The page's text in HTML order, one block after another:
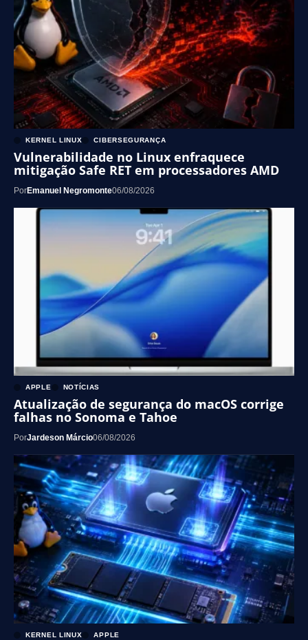
KERNEL LINUX CIBERSEGURANÇA
Vulnerabilidade no Linux enfraquece
mitigação Safe RET em processadores AMD
PorEmanuel Negromonte06/08/2026
APPLE NOTÍCIAS
Atualização de segurança do macOS corrige
falhas no Sonoma e Tahoe
PorJardeson Márcio06/08/2026
KERNEL LINUX APPLE